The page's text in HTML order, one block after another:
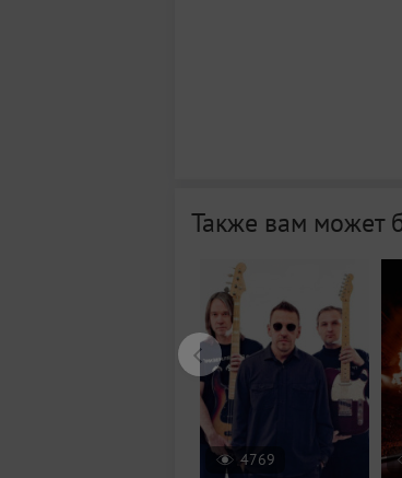
Также вам может
4769